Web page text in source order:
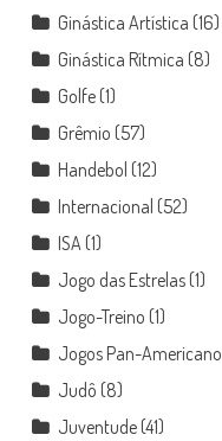
Ginástica Artística (16)
Ginástica Rítmica (8)
Golfe(1)
Grêmio (57)
Handebol (12)
Internacional (52)
ISA(1)
Jogo das Estrelas(1)
Jogo-Treino (1)
Jogos Pan-
Judô (8)
Juventude(41)